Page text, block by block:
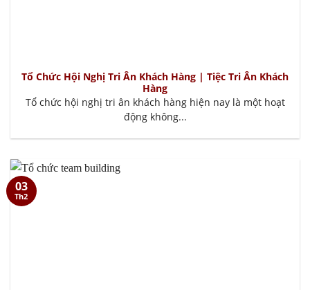
Tổ Chức Hội Nghị Tri Ân Khách Hàng | Tiệc Tri Ân Khách
Hàng
Tổ chức hội nghị tri ân khách hàng hiện nay là một hoạt
động không...
03
Th2